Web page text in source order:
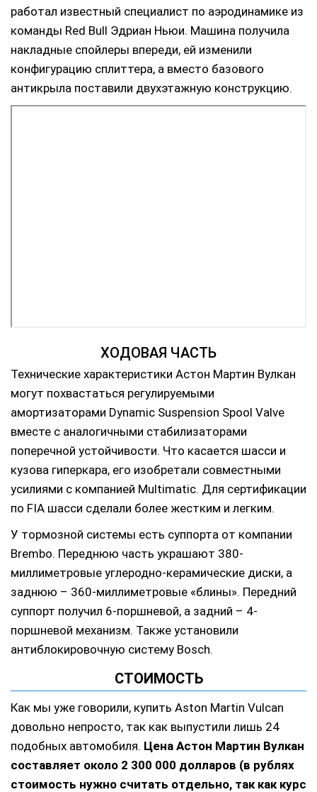
работал известный специалист по аэродинамике из
команды Red Bull Эдриан Ньюи. Машина получила
накладные спойлеры впереди, ей изменили
конфигурацию сплиттера, а вместо базового
антикрыла поставили двухэтажную конструкцию.
ХОДОВАЯ ЧАСТЬ
Технические характеристики Астон Мартин Вулкан
могут похвастаться регулируемыми
амортизаторами Dynamic Suspension Spool Valve
вместе с аналогичными стабилизаторами
поперечной устойчивости. Что касается шасси и
кузова гиперкара, его изобретали совместными
усилиями с компанией Multimatic. Для сертификации
по FIA шасси сделали более жестким и легким.
У тормозной системы есть суппорта от компании
Brembo. Переднюю часть украшают 380-
миллиметровые углеродно-керамические диски, а
заднюю – 360-миллиметровые «блины». Передний
суппорт получил 6-поршневой, а задний – 4-
поршневой механизм. Также установили
антиблокировочную систему Bosch.
СТОИМОСТЬ
Как мы уже говорили, купить Aston Martin Vulcan
довольно непросто, так как выпустили лишь 24
подобных автомобиля. Цена Астон Мартин Вулкан
составляет около 2 300 000 долларов (в рублях
стоимость нужно считать отдельно, так как курс